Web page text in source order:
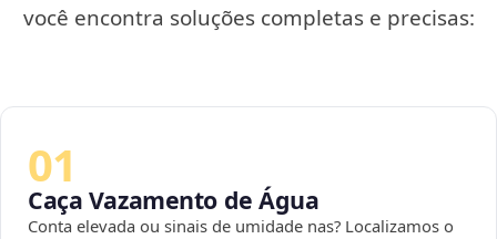
você encontra soluções completas e precisas:
01
Caça Vazamento de Água
Conta elevada ou sinais de umidade nas? Localizamos o